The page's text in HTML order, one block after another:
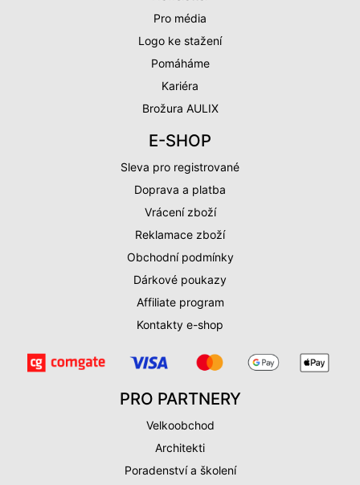
Pro média
Logo ke stažení
Pomáháme
Kariéra
Brožura AULIX
E-SHOP
Sleva pro registrované
Doprava a platba
Vrácení zboží
Reklamace zboží
Obchodní podmínky
Dárkové poukazy
Affiliate program
Kontakty e-shop
PRO PARTNERY
Velkoobchod
Architekti
Poradenství a školení